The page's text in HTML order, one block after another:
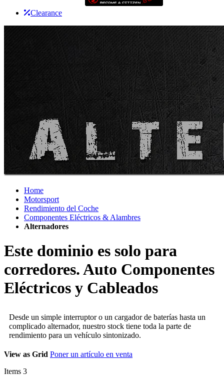
Clearance
Home
Motorsport
Rendimiento del Coche
Componentes Eléctricos & Alambres
Alternadores
Este dominio es solo para
corredores. Auto Componentes
Eléctricos y Cableados
Desde un simple interruptor o un cargador de baterías hasta un
complicado alternador, nuestro stock tiene toda la parte de
rendimiento para un vehículo sintonizado.
View as Grid Poner un artículo en venta
Items 3